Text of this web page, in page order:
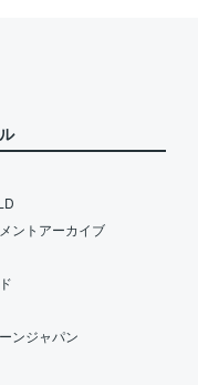
ントアーカイブ
ンジャパン